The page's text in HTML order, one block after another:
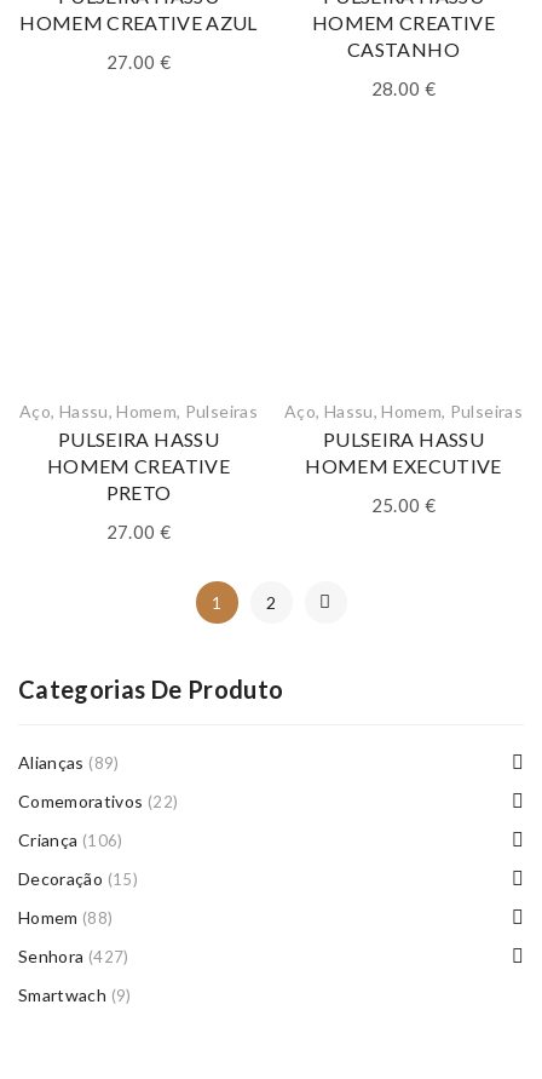
HOMEM CREATIVE AZUL
27.00 €
HOMEM CREATIVE
CASTANHO
28.00 €
Aço, Hassu,Homem, Pulseiras
PULSEIRA HASSU
HOMEM CREATIVE
PRETO
27.00 €
Aço, Hassu,Homem, Pulseiras
PULSEIRA HASSU
HOMEM EXECUTIVE
25.00 €
1 2
Categorias De Produto
Alianças (89)
Comemorativos (22)
Criança (106)
Decoração (15)
Homem (88)
Senhora (427)
Smartwach (9)